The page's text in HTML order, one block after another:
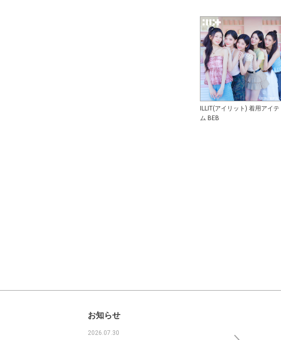
ILLIT(アイリット) 着用アイテ
ム BEB
お知らせ
2026.07.30